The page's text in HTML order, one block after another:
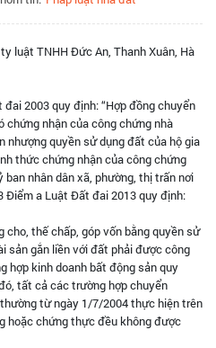
luật TNHH Đức An, Thanh Xuân, Hà
2003 quy định: “Hợp đồng chuyển
chứng nhận của công chứng nhà
nhượng quyền sử dụng đất của hộ gia
thức chứng nhận của công chứng
nhân dân xã, phường, thị trấn nơi
Điểm a Luật Đất đai 2013 quy định:
cho, thế chấp, góp vốn bằng quyền sử
sản gắn liền với đất phải được công
hợp kinh doanh bất động sản quy
tất cả các trường hợp chuyển
từ ngày 1/7/2004 thực hiện trên
hoặc chứng thực đều không được